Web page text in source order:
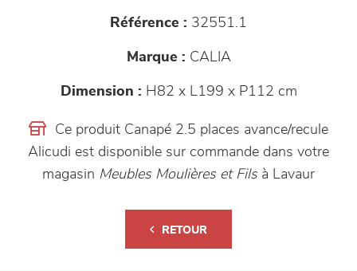
Référence : 32551.1
Marque : CALIA
Dimension : H82 x L199 x P112 cm
Ce produit Canapé 2.5 places avance/recule
Alicudi est disponible sur commande dans votre
magasin Meubles Moulières et Filsà Lavaur
RETOUR